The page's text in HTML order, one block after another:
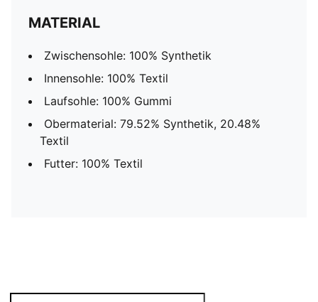
MATERIAL
Zwischensohle: 100% Synthetik
Innensohle: 100% Textil
Laufsohle: 100% Gummi
Obermaterial: 79.52% Synthetik, 20.48%
Textil
Futter: 100% Textil